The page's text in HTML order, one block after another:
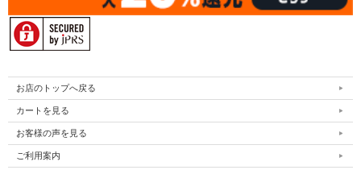
お店のトップへ戻る
カートを見る
お客様の声を見る
ご利用案内